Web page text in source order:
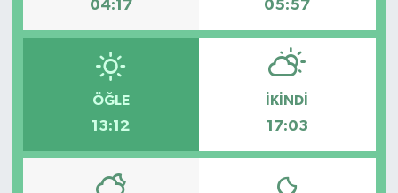
04:17 05:57
ÖĞLE
13:12
İKINDI
17:03